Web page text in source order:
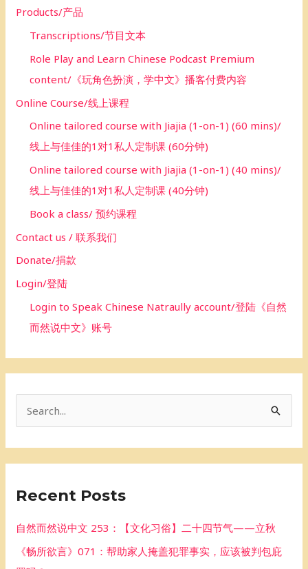
Products/产品
Transcriptions/节目文本
Role Play and Learn Chinese Podcast Premium
content/《玩角色扮演，学中文》播客付费内容
Online Course/线上课程
Online tailored course with Jiajia (1-on-1) (60 mins)/
线上与佳佳的1对1私人定制课 (60分钟)
Online tailored course with Jiajia (1-on-1) (40 mins)/
线上与佳佳的1对1私人定制课 (40分钟)
Book a class/ 预约课程
Contact us / 联系我们
Donate/捐款
Login/登陆
Login to Speak Chinese Natraully account/登陆《自然
而然说中文》账号
c
f
Recent Posts
自然而然说中文 253：【文化习俗】二十四节气——立秋
《畅所欲言》071：帮助家人掩盖犯罪事实，应该被判包庇